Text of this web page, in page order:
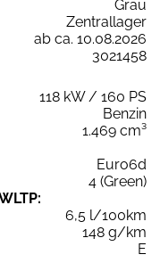
Grau
Zentrallager
ab ca. 10.08.2026
3021458
118 kW / 160 PS
Benzin
1.469 cm³
Euro6d
4 (Green)
6,5 l/100km
148 g/km
E